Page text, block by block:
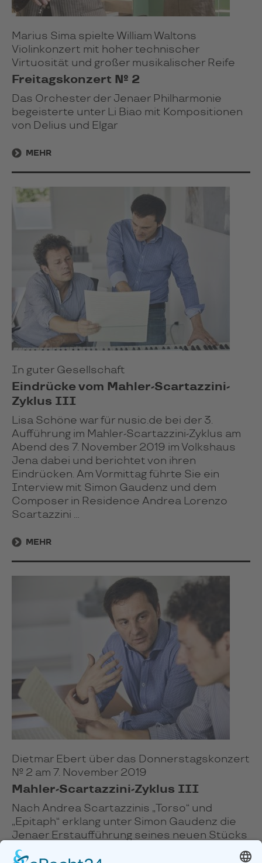
Marius Sima spielte William Waltons
Violinkonzert mit hoher technischer
Virtuosität und großer musikalischer Reife
Freitagskonzert № 2
Das Orchester der Jenaer Philharmonie
begeisterte unter Li Biao mit Kompositionen
von Delius und Elgar
MEHR
In guter Gesellschaft
Eindrücke vom Mahler-Scartazzini-
Zyklus III
Lisa Schöne war für nusic.de bei der 3.
Aufführung im Mahler-Scartazzini-Zyklus am
Abend des 7. November 2019 im Volkshaus
Jena dabei und berichtet von ihren
Eindrücken. Am Vormittag führte Sie ein
Interview mit Simon Gaudenz und dem
Composer in Residence Andrea Lorenzo
Scartazzini ...
MEHR
Dietmar Ebert über das Donnerstagskonzert
№ 2 am 7. November 2019
Mahler-Scartazzini-Zyklus III
Nach Andrea Scartazzinis „Torso“ und
„Epitaph“ erklang unter Simon Gaudenz die
Jenaer Erstaufführung seines neuen Stücks
„Spiriti“ mit bruchlosem Übergang zu Gustav